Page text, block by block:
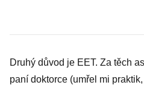
Druhý důvod je EET. Za těch
paní doktorce (umřel mi